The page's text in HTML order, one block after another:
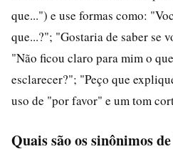
que...") e use formas como:
que...?"; "Gostaria de saber se
"Não ficou claro para mim o
esclarecer?"; "Peço que
uso de "por favor" e um tom
Quais são os sinônimos